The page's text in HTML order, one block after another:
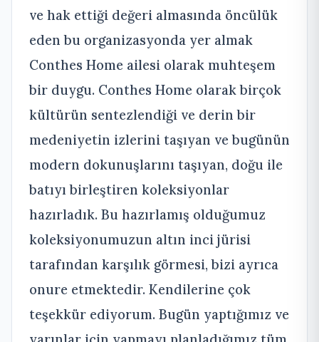
ve hak ettiği değeri almasında öncülük
eden bu organizasyonda yer almak
Conthes Home ailesi olarak muhteşem
bir duygu. Conthes Home olarak birçok
kültürün sentezlendiği ve derin bir
medeniyetin izlerini taşıyan ve bugünün
modern dokunuşlarını taşıyan, doğu ile
batıyı birleştiren koleksiyonlar
hazırladık. Bu hazırlamış olduğumuz
koleksiyonumuzun altın inci jürisi
tarafından karşılık görmesi, bizi ayrıca
onure etmektedir. Kendilerine çok
teşekkür ediyorum. Bugün yaptığımız ve